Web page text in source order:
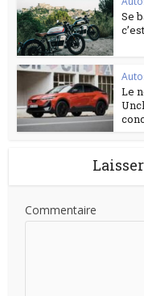
Se
Le
Commentaire